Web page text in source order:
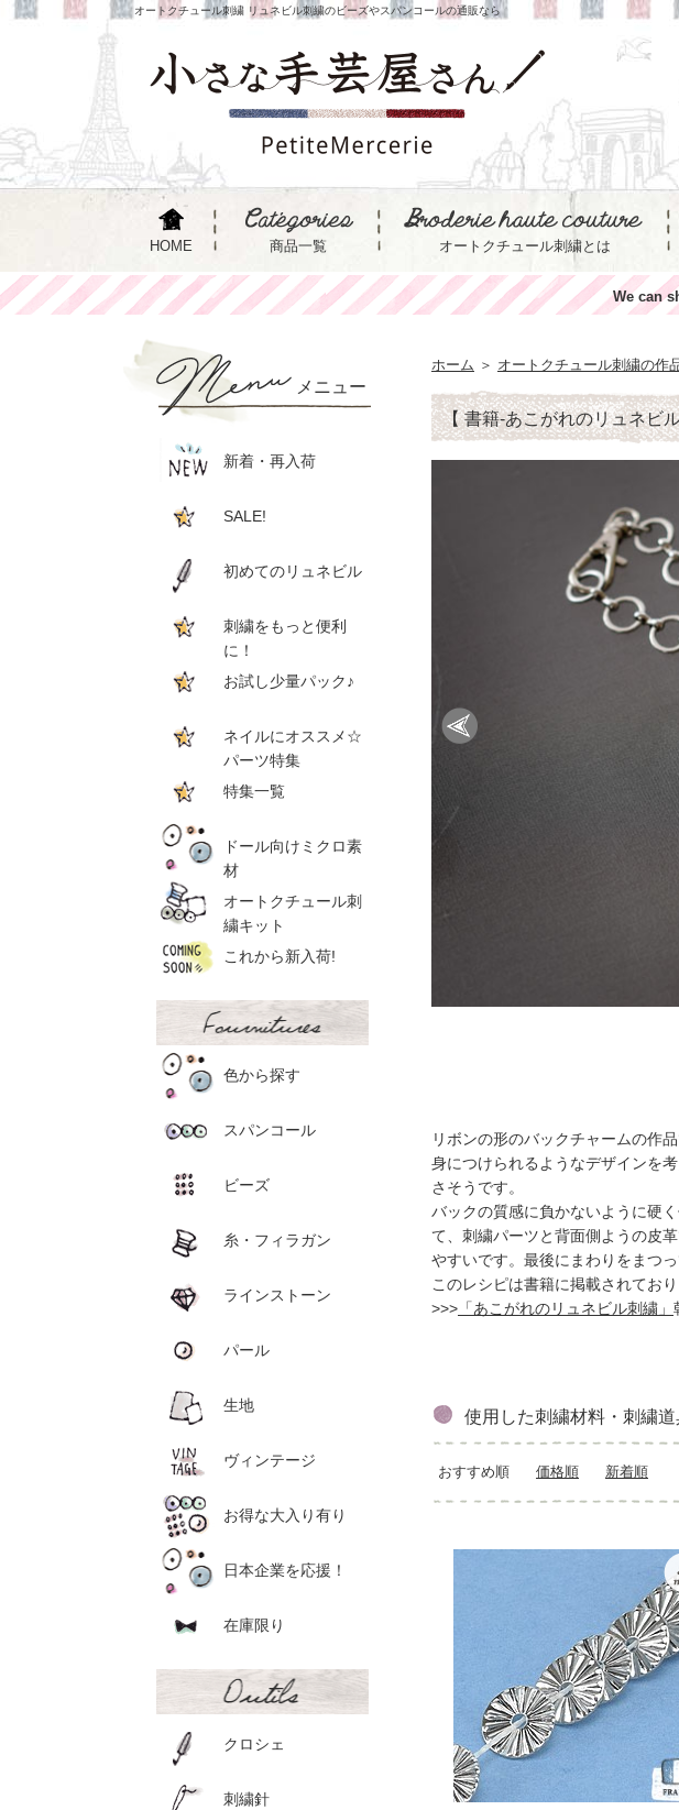
オートクチュール刺繍 リュネビル刺繍のビーズやスパンコールの通販なら
HOME 商品一覧 オートクチュール刺繍とは
We can
ホーム ＞ オートクチュール刺繍の作
【 書籍-あこがれのリュネビ
リボンの形のバックチャームの作
身につけられるようなデザインを
さそうです。
バックの質感に負かないように硬
て、刺繍パーツと背面側ようの皮
やすいです。最後にまわりをまつっ
このレシピは書籍に掲載されており
>>> 「あこがれのリュネビル刺繍」
使用した刺繍材料・刺繍
おすすめ順 価格順 新着順
メニュー
新着・再入荷
SALE!
初めてのリュネビル
刺繍をもっと便利
に！
お試し少量パック♪
ネイルにオススメ☆
パーツ特集
特集一覧
ドール向けミクロ素
材
オートクチュール刺
繍キット
これから新入荷!
色から探す
スパンコール
ビーズ
糸・フィラガン
ラインストーン
パール
生地
ヴィンテージ
お得な大入り有り
日本企業を応援！
在庫限り
クロシェ
刺繍針